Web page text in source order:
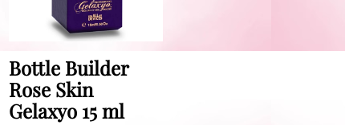
Bottle Builder
Rose Skin
Gelaxyo 15 ml